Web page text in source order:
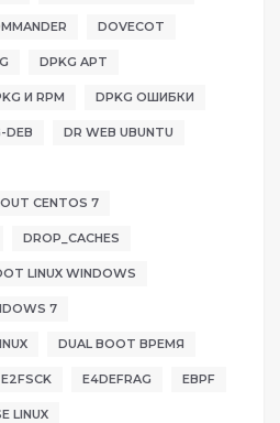
DOVECOT
DPKG APT
И RPM DPKG ОШИБКИ
DEB DR WEB UBUNTU
CENTOS 7
DROP_CACHES
LINUX WINDOWS
7
DUAL BOOT ВРЕМЯ
E2FSCK E4DEFRAG EBPF
LINUX